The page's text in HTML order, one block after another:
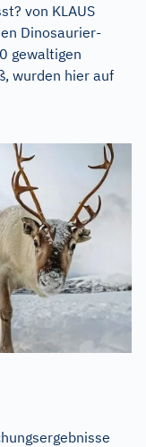
von KLAUS
Dinosaurier-
gewaltigen
wurden hier auf